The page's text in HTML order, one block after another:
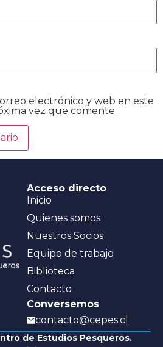
electrónico y web en este
vez que comente.
Acceso directo
Inicio
Quienes somos
Nuestros Socios
Equipo de trabajo
Biblioteca
Contacto
Conversemos
contacto@cepes.cl
de Estudios Pesqueros.